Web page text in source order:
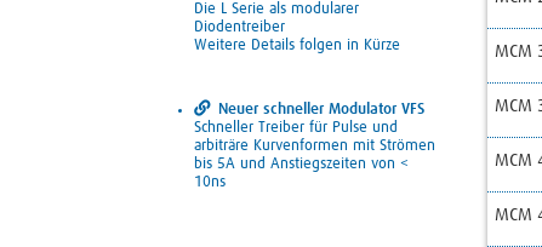
MCM
MCM
MCM
MCM
Die L Serie als modularer
Diodentreiber
Weitere Details folgen in Kürze
Neuer schneller Modulator VFS
Schneller Treiber für Pulse und
arbiträre Kurvenformen mit Strömen
bis 5A und Anstiegszeiten von <
10ns